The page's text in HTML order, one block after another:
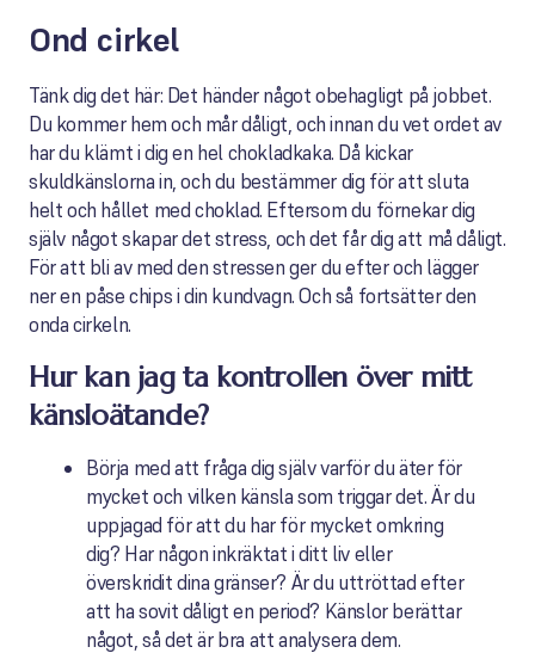
Ond cirkel
Tänk dig det här: Det händer något obehagligt på jobbet.
Du kommer hem och mår dåligt, och innan du vet ordet av
har du klämt i dig en hel chokladkaka. Då kickar
skuldkänslorna in, och du bestämmer dig för att sluta
helt och hållet med choklad. Eftersom du förnekar dig
själv något skapar det stress, och det får dig att må dåligt.
För att bli av med den stressen ger du efter och lägger
ner en påse chips i din kundvagn. Och så fortsätter den
onda cirkeln.
Hur kan jag ta kontrollen över mitt
känsloätande?
Börja med att fråga dig själv varför du äter för
mycket och vilken känsla som triggar det. Är du
uppjagad för att du har för mycket omkring
dig? Har någon inkräktat i ditt liv eller
överskridit dina gränser? Är du uttröttad efter
att ha sovit dåligt en period? Känslor berättar
något, så det är bra att analysera dem.